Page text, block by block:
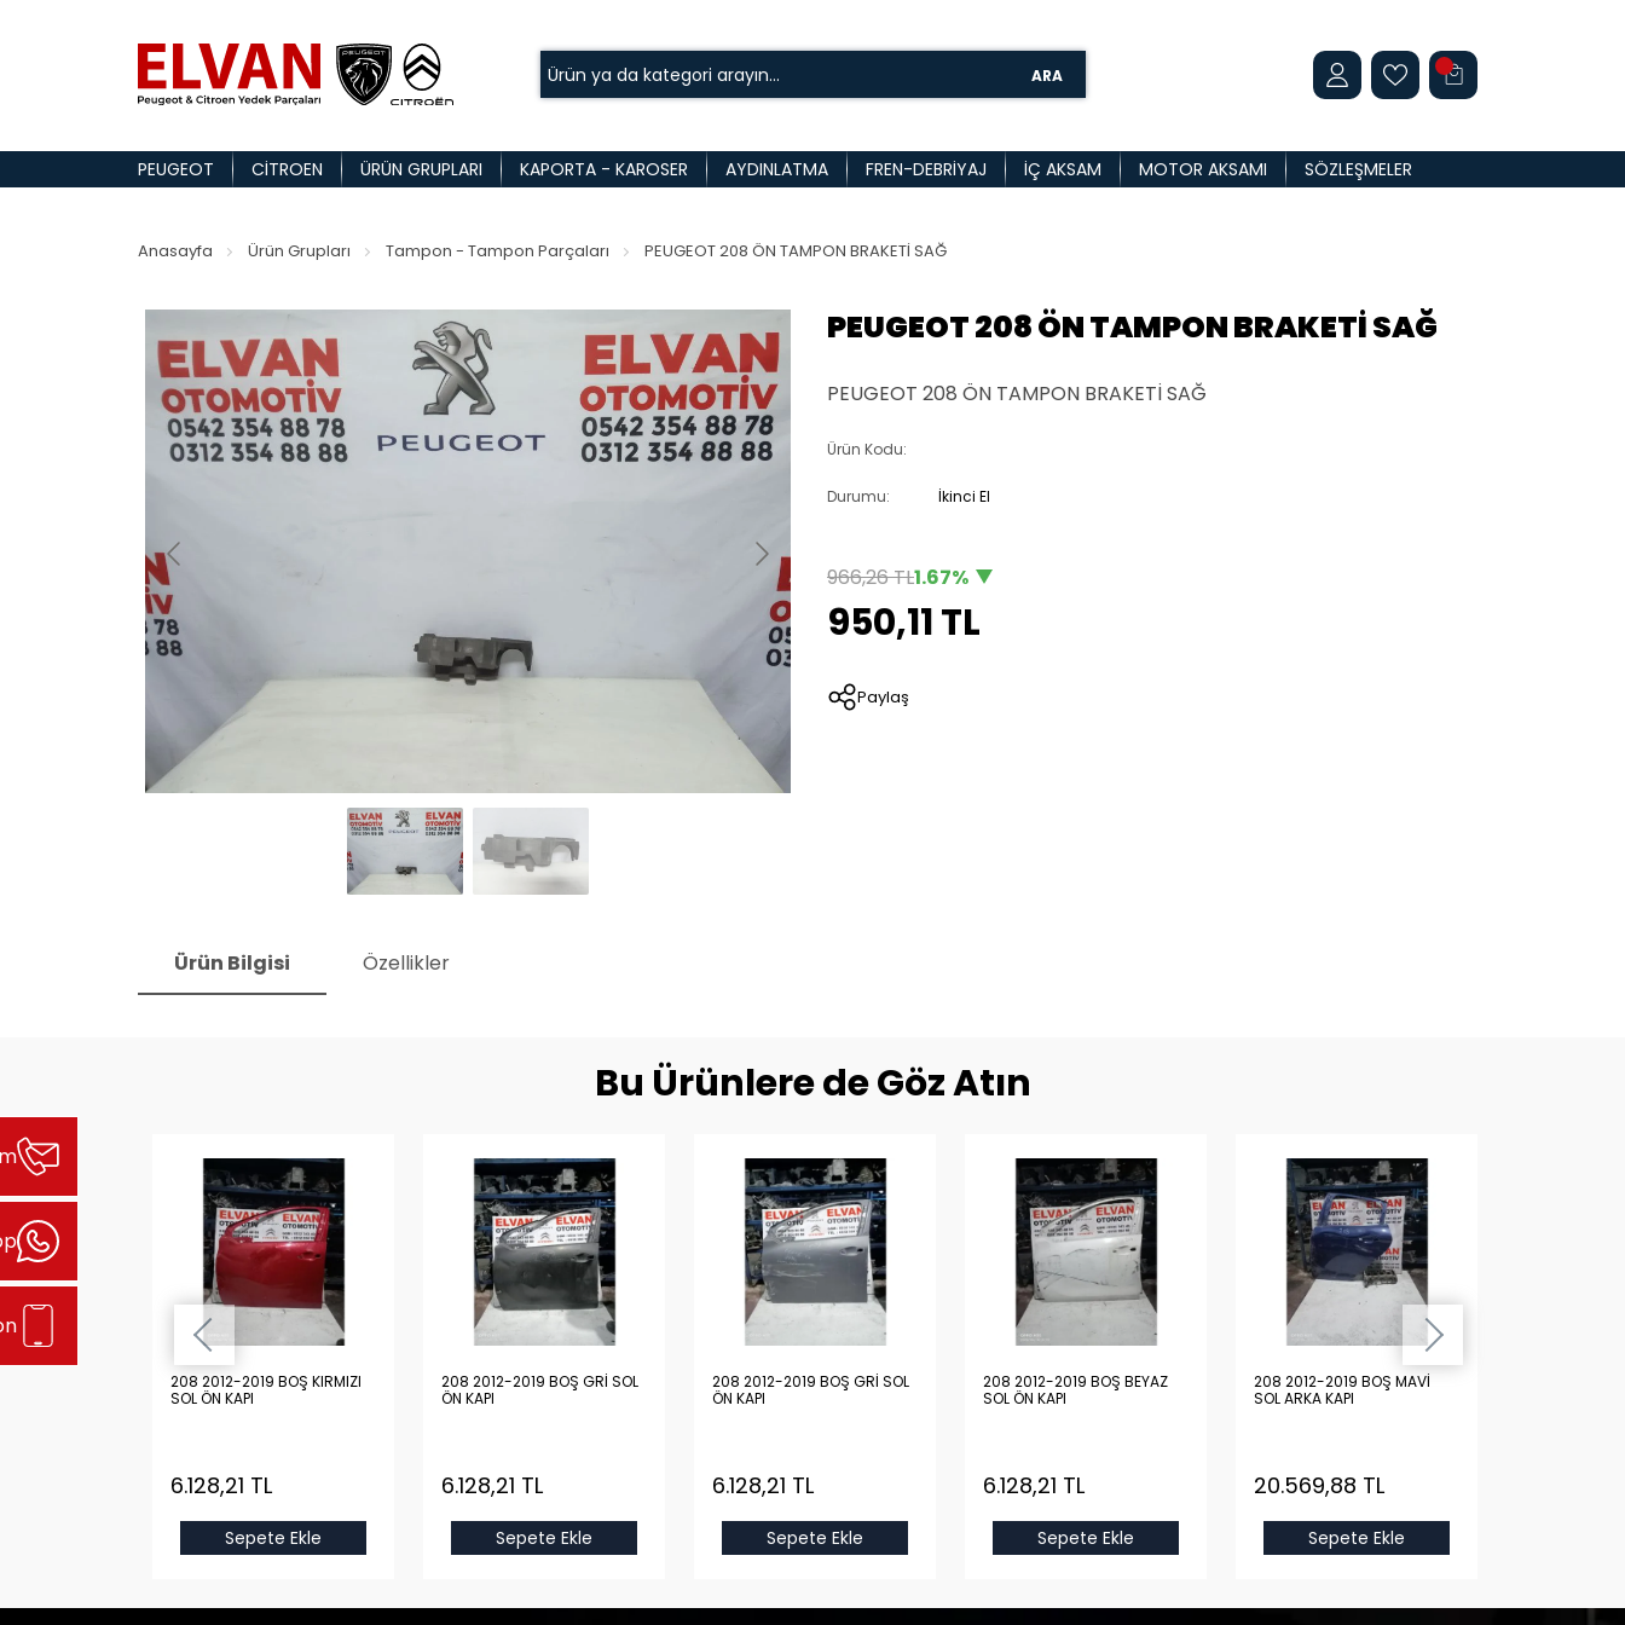
ARA
PEUGEOT CITROEN ÜRÜN GRUPLARI KAPORTA - KAROSER AYDINLATMA FREN-DEBRIYAJ İÇ AKSAM MOTOR AKSAMI SÖZLEŞMELER
Anasayfa Ürün Grupları Tampon - Tampon Parçaları PEUGEOT 208 ÖN TAMPON BRAKETİ SAĞ
PEUGEOT 208 ÖN TAMPON BRAKETİ SAĞ
PEUGEOT 208 ÖN TAMPON BRAKETİ SAĞ
Ürün Kodu:
Durumu: İkinci El
966,26 TL1.67%
950,11 TL
Paylaş
Ürün Bilgisi Özellikler
Bu Ürünlere de Göz Atın
208 2012-2019 BOŞ KIRMIZI
SOL ÖN KAPI
6.128,21 TL
Sepete Ekle
208 2012-2019 BOŞ GRİ SOL
ÖN KAPI
6.128,21 TL
Sepete Ekle
208 2012-2019 BOŞ GRİ SOL
ÖN KAPI
6.128,21 TL
Sepete Ekle
208 2012-2019 BOŞ BEYAZ
SOL ÖN KAPI
6.128,21 TL
Sepete Ekle
208 2012-2019 BOŞ MAVİ
SOL ARKA KAPI
20.569,88 TL
Sepete Ekle